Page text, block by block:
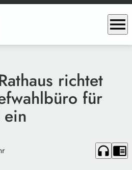
menu
richtet
für
ein
headphones chrome_reader_mode